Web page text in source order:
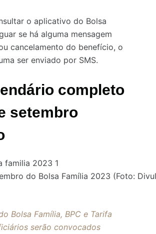
o aplicativo do Bolsa
se há alguma mensagem
cancelamento do benefício, o
ser enviado por SMS.
completo
setembro
do Bolsa Família 2023 (Foto:
Bolsa Família, BPC e Tarifa
serão convocados